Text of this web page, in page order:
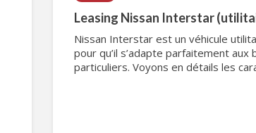
Leasing Nissan Interstar
Nissan Interstar est un véhicule
pour qu’il s’adapte parfaitement
particuliers. Voyons en détails les